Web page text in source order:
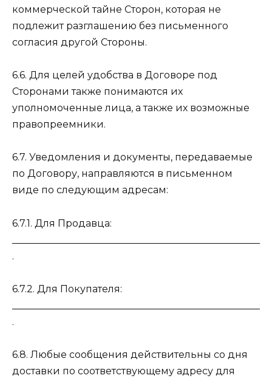
коммерческой тайне Сторон, которая не
подлежит разглашению без письменного
согласия другой Стороны.
6.6. Для целей удобства в Договоре под
Сторонами также понимаются их
уполномоченные лица, а также их возможные
правопреемники.
6.7. Уведомления и документы, передаваемые
по Договору, направляются в письменном
виде по следующим адресам:
6.7.1. Для Продавца:
.
6.7.2. Для Покупателя:
.
6.8. Любые сообщения действительны со дня
доставки по соответствующему адресу для